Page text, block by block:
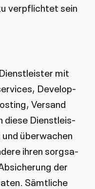
ver­pflich­tet sein
mit
De­ve­lop­
Ver­sand
die­se Dienst­leis­
über­wa­chen
ih­ren sorg­sa­
der
Sämt­li­che